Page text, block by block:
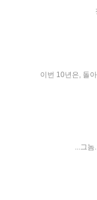
이번 10년은, 돌
...그